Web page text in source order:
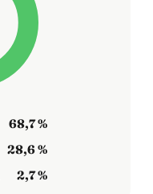
68,7 %
28,6 %
2,7 %